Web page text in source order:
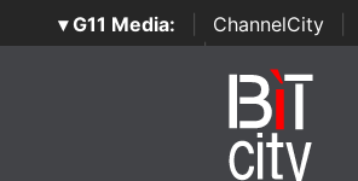
▾ G11 Media: ChannelCity
SecurityOpenLab | Italian
Italian Security